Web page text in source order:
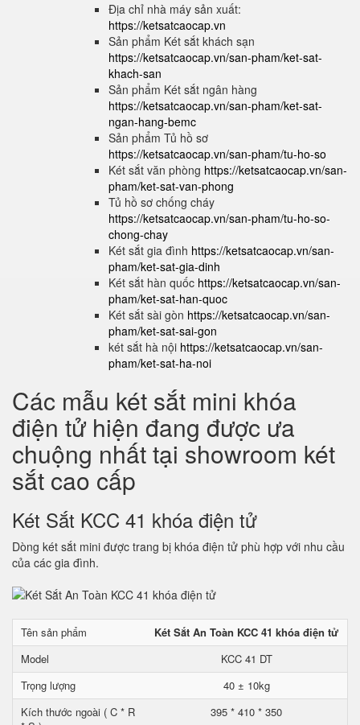
Địa chỉ nhà máy sản xuất:
https://ketsatcaocap.vn
Sản phẩm Két sắt khách sạn
https://ketsatcaocap.vn/san-pham/ket-sat-
khach-san
Sản phẩm Két sắt ngân hàng
https://ketsatcaocap.vn/san-pham/ket-sat-
ngan-hang-bemc
Sản phẩm Tủ hồ sơ
https://ketsatcaocap.vn/san-pham/tu-ho-so
Két sắt văn phòng https://ketsatcaocap.vn/san-
pham/ket-sat-van-phong
Tủ hồ sơ chống cháy
https://ketsatcaocap.vn/san-pham/tu-ho-so-
chong-chay
Két sắt gia đình https://ketsatcaocap.vn/san-
pham/ket-sat-gia-dinh
Két sắt hàn quốc https://ketsatcaocap.vn/san-
pham/ket-sat-han-quoc
Két sắt sài gòn https://ketsatcaocap.vn/san-
pham/ket-sat-sai-gon
két sắt hà nội https://ketsatcaocap.vn/san-
pham/ket-sat-ha-noi
Các mẫu két sắt mini khóa
điện tử hiện đang được ưa
chuộng nhất tại showroom két
sắt cao cấp
Két Sắt KCC 41 khóa điện tử
Dòng két sắt mini được trang bị khóa điện tử phù hợp với nhu cầu
của các gia đình.
Tên sản phẩm
Két Sắt An Toàn KCC 41 khóa điện tử
Model
KCC 41 DT
Trọng lượng
40 ± 10kg
Kích thước ngoài ( C * R
395 * 410 * 350